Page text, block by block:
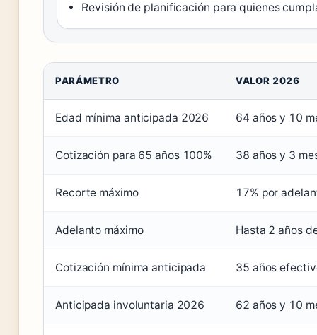
Revisión de planificación para quienes
PARÁMETRO VALOR 2026
Edad mínima anticipada 2026 64 años y 10
Cotización para 65 años 100% 38 años y 3
Recorte máximo 17% por
Adelanto máximo Hasta 2 años
Cotización mínima anticipada 35 años
Anticipada involuntaria 2026 62 años y 10